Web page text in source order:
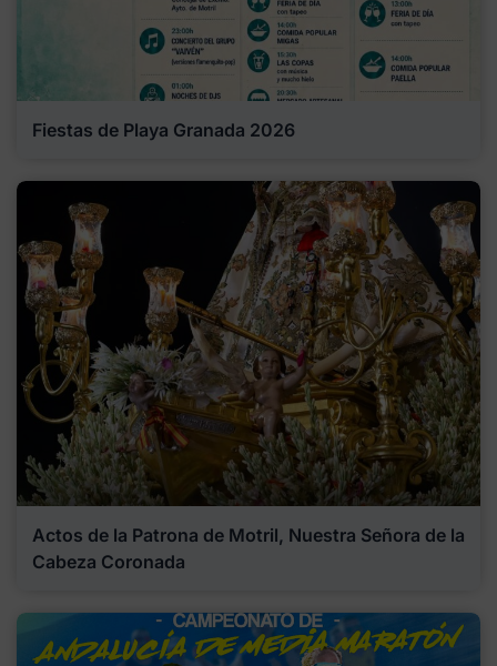
Fiestas de Playa Granada 2026
Actos de la Patrona de Motril, Nuestra Señora de la
Cabeza Coronada